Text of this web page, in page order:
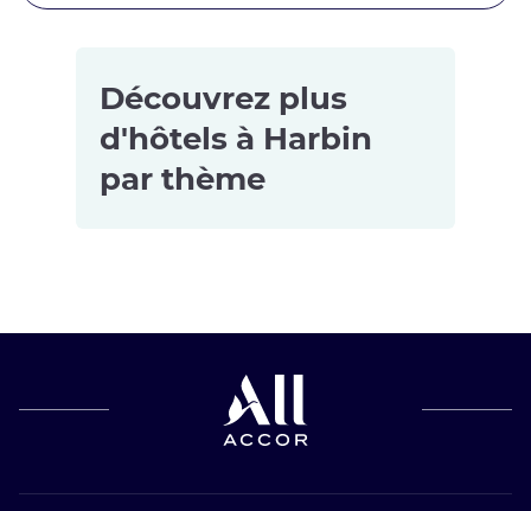
Découvrez plus
d'hôtels à Harbin
par thème
Harbin